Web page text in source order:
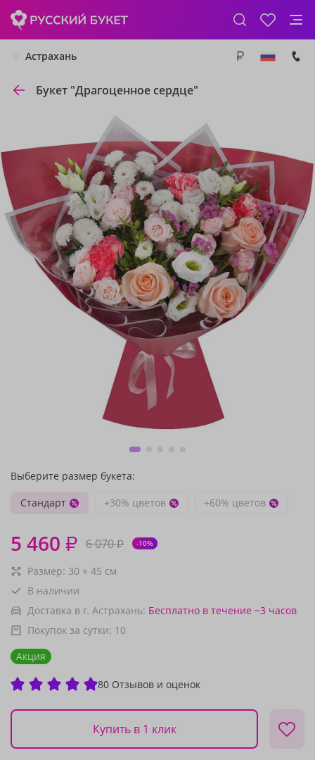
Астрахань
Букет "Драгоценное сердце"
Выберите размер букета:
Стандарт
+30% цветов +60% цветов
5 460 ₽ 6 070₽ -10%
Размер: 30 × 45 см
В наличии
Доставка в г. Астрахань: Бесплатно в течение ~3 часов
Покупок за сутки: 10
Акция
80 Отзывов и оценок
Купить в 1 клик